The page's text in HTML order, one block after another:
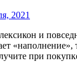
2021
и
при